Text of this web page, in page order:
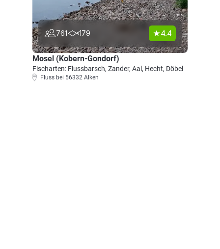
761 179 4.4
Mosel (Kobern-Gondorf)
Fischarten: Flussbarsch, Zander, Aal, Hecht, Döbel
Fluss bei 56332 Alken